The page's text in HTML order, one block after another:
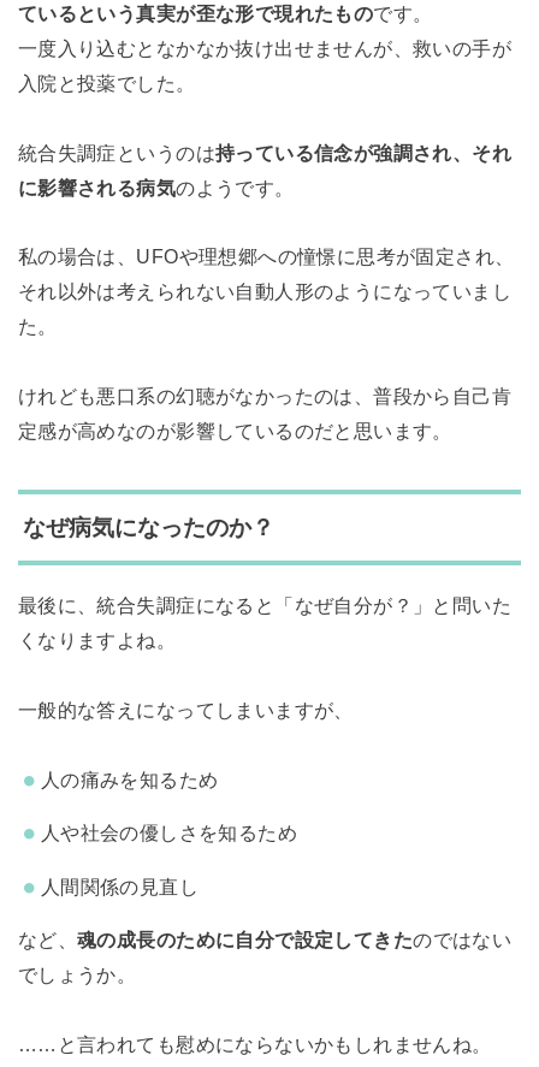
ているという真実が歪な形で現れたものです。
一度入り込むとなかなか抜け出せませんが、救いの手が
入院と投薬でした。
統合失調症というのは持っている信念が強調され、それ
に影響される病気のようです。
私の場合は、UFOや理想郷への憧憬に思考が固定され、
それ以外は考えられない自動人形のようになっていまし
た。
けれども悪口系の幻聴がなかったのは、普段から自己肯
定感が高めなのが影響しているのだと思います。
なぜ病気になったのか？
最後に、統合失調症になると「なぜ自分が？」と問いた
くなりますよね。
一般的な答えになってしまいますが、
人の痛みを知るため
人や社会の優しさを知るため
人間関係の見直し
など、魂の成長のために自分で設定してきたのではない
でしょうか。
……と言われても慰めにならないかもしれませんね。